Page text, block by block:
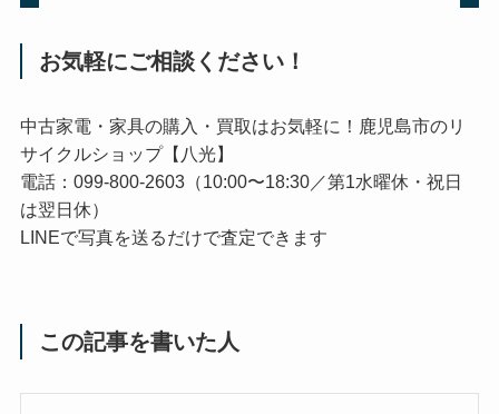
お気軽にご相談ください！
中古家電・家具の購入・買取はお気軽に！鹿児島市のリ
サイクルショップ【八光】
電話：099-800-2603（10:00〜18:30／第1水曜休・祝日
は翌日休）
LINEで写真を送るだけで査定できます
この記事を書いた人